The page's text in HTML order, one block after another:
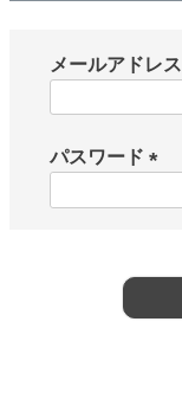
メールアドレス
パスワード
)